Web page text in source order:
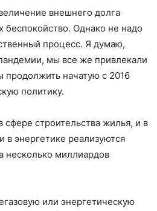
внешнего долга
беспокойство. Однако не надо
процесс. Я думаю,
мы все же привлекали
продолжить начатую с 2016
политику.
строительства жилья, и в
в энергетике реализуются
несколько миллиардов
или энергетическую